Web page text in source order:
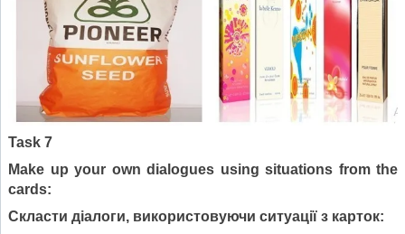
Task 7
Make up your own dialogues using situations from the
cards:
Скласти діалоги, використовуючи ситуації з карток: